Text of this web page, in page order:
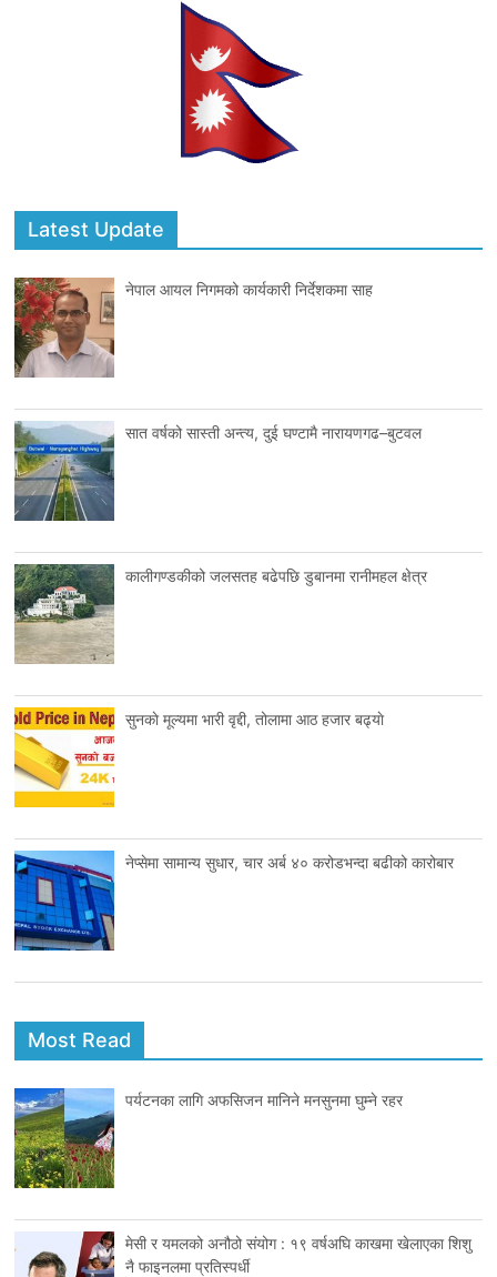
Latest Update
नेपाल आयल निगमको कार्यकारी निर्देशकमा साह
सात वर्षको सास्ती अन्त्य, दुई घण्टामै नारायणगढ–बुटवल
कालीगण्डकीको जलसतह बढेपछि डुबानमा रानीमहल क्षेत्र
सुनकाे मूल्यमा भारी वृद्दी, तोलामा आठ हजार बढ्याे
नेप्सेमा सामान्य सुधार, चार अर्ब ४० करोडभन्दा बढीको कारोबार
Most Read
पर्यटनका लागि अफसिजन मानिने मनसुनमा घुम्ने रहर
मेसी र यमलको अनौठो संयोग : १९ वर्षअघि काखमा खेलाएका शिशु
नै फाइनलमा प्रतिस्पर्धी